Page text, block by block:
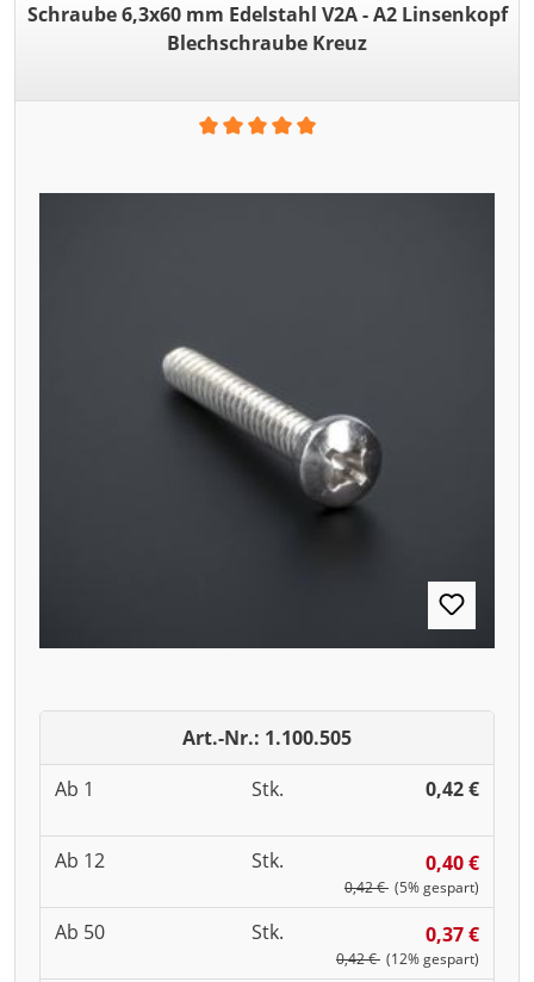
Schraube 6,3x60 mm Edelstahl V2A - A2 Linsenkopf
Blechschraube Kreuz
Art.-Nr.: 1.100.505
Ab 1
Stk. 0,42 €
Ab 12 Stk. 0,40 €
0,42 € (5% gespart)
Ab 50 Stk. 0,37 €
0,42 € (12% gespart)